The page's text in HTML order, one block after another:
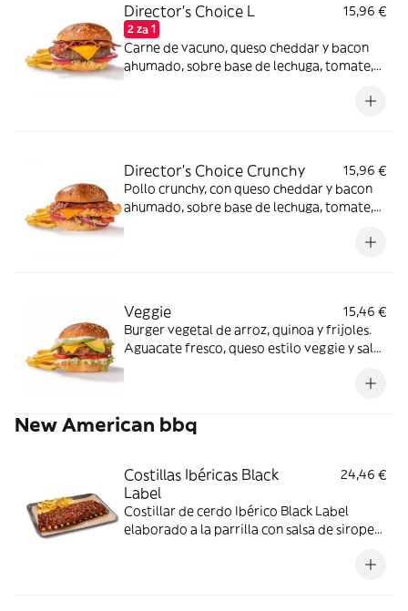
Director's Choice L
2 za 1
15,96 €
Carne de vacuno, queso cheddar y bacon
ahumado, sobre base de lechuga, tomate,
Director's Choice Crunchy
15,96 €
Pollo crunchy, con queso cheddar y bacon
ahumado, sobre base de lechuga, tomate,
Veggie
15,46 €
Burger vegetal de arroz, quinoa y frijoles.
Aguacate fresco, queso estilo veggie y salsa
New American bbq
Costillas Ibéricas Black
Label
24,46 €
Costillar de cerdo Ibérico Black Label
elaborado a la parrilla con salsa de sirope